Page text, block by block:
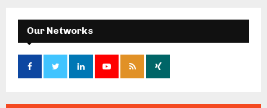
Our Networks